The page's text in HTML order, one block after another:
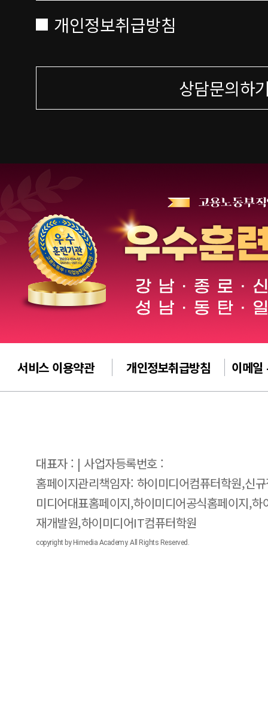
개인정보취급방침
상담문의하
서비스 이용약관 개인정보취급방침 이메일
대표자 : | 사업자등록번호 :
홈페이지관리책임자: 하이미디어컴퓨터학원,신
미디어대표홈페이지,하이미디어공식홈페이지,
재개발원,하이미디어IT컴퓨터학원
copyright by Himedia Academy. All Rights Reserved.